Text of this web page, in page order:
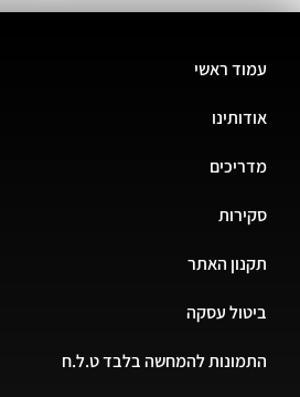
עמוד ראשי
אודותינו
מדריכים
סקירות
תקנון האתר
ביטול עסקה
התמונות להמחשה בלבד ט.ל.ח